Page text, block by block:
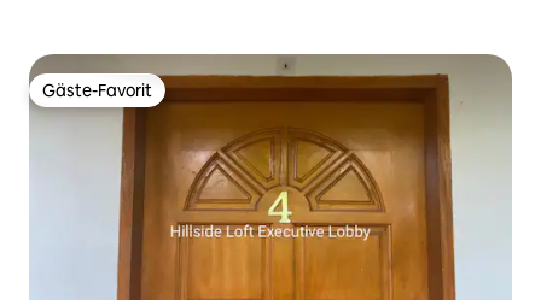
Gäste-Favorit
Gäste-Favorit